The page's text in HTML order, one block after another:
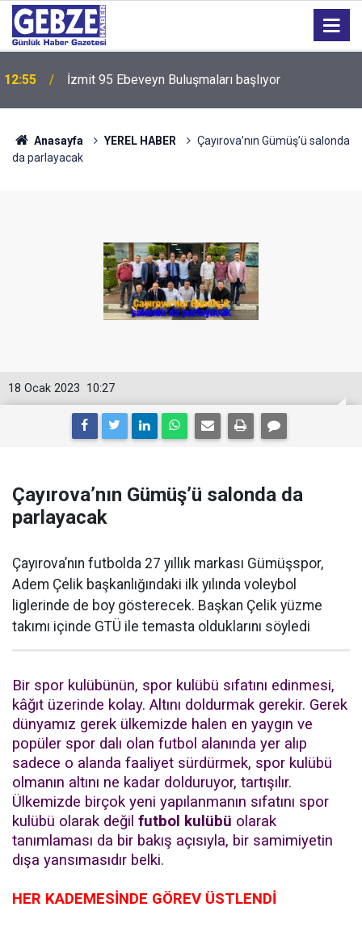
12:55 İzmit 95 Ebeveyn Buluşmaları başlıyor
Anasayfa YEREL HABER
Çayırova’nın Gümüş’ü salonda
da parlayacak
10:27
18 Ocak 2023
Çayırova’nın Gümüş’ü salonda da
parlayacak
Çayırova’nın futbolda 27 yıllık markası Gümüşspor,
Adem Çelik başkanlığındaki ilk yılında voleybol
liglerinde de boy gösterecek. Başkan Çelik yüzme
takımı içinde GTÜ ile temasta olduklarını söyledi
Bir spor kulübünün, spor kulübü sıfatını edinmesi,
kâğıt üzerinde kolay. Altını doldurmak gerekir. Gerek
dünyamız gerek ülkemizde halen en yaygın ve
popüler spor dalı olan futbol alanında yer alıp
sadece o alanda faaliyet sürdürmek, spor kulübü
olmanın altını ne kadar dolduruyor, tartışılır.
Ülkemizde birçok yeni yapılanmanın sıfatını spor
kulübü olarak değil futbol kulübü olarak
tanımlaması da bir bakış açısıyla, bir samimiyetin
dışa yansımasıdır belki.
HER KADEMESİNDE GÖREV ÜSTLENDİ